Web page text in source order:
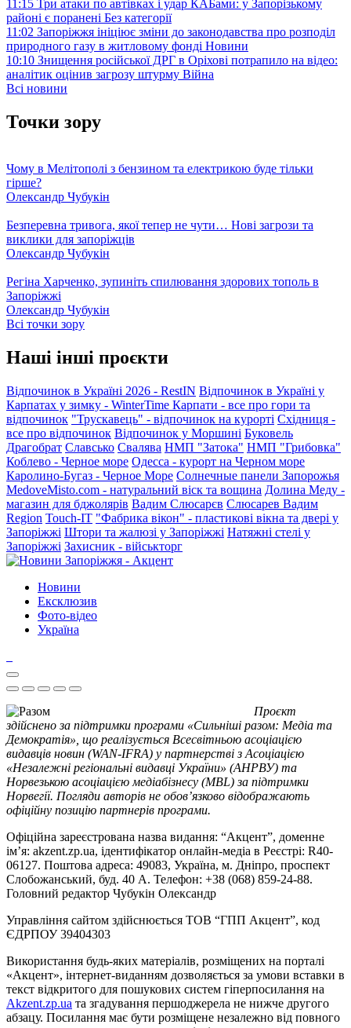
11:15 Три атаки по автівках і удар КАБами: у Запорізькому
районі є поранені Без категорії
11:02 Запоріжжя ініціює зміни до законодавства про розподіл
природного газу в житловому фонді Новини
10:10 Знищення російської ДРГ в Оріхові потрапило на відео:
аналітик оцінив загрозу штурму Війна
Всі новини
Точки зору
Чому в Мелітополі з бензином та електрикою буде тільки
гірше?
Олександр Чубукін
Безперевна тривога, якої тепер не чути… Нові загрози та
виклики для запоріжців
Олександр Чубукін
Регіна Харченко, зупиніть спилювання здорових тополь в
Запоріжжі
Олександр Чубукін
Всі точки зору
Наші інші проєкти
Відпочинок в Україні 2026 - RestIN Відпочинок в Україні у
Карпатах у зимку - WinterTime Карпати - все про гори та
відпочинок "Трускавець" - відпочинок на курорті Східниця -
все про відпочинок Відпочинок у Моршині Буковель
Драгобрат Славсько Свалява НМП "Затока" НМП "Грибовка"
Коблево - Черное море Одесса - курорт на Черном море
Каролино-Бугаз - Черное Море Солнечные панели Запорожья
MedoveMisto.com - натуральний віск та вощина Долина Меду -
магазин для бджолярів Вадим Слюсарєв Слюсарев Вадим
Region Touch-IT "Фабрика вікон" - пластикові вікна та двері у
Запоріжжі Штори та жалюзі у Запоріжжі Натяжні стелі у
Запоріжжі Захисник - військторг
Новини
Ексклюзив
Фото-відео
Україна
Проєкт
здійснено за підтримки програми «Сильніші разом: Медіа та
Демократія», що реалізується Всесвітньою асоціацією
видавців новин (WAN-IFRA) у партнерстві з Асоціацією
«Незалежні регіональні видавці України» (АНРВУ) та
Норвезькою асоціацією медіабізнесу (MBL) за підтримки
Норвегії. Погляди авторів не обов’язково відображають
офіційну позицію партнерів програми.
Офіційна зареєстрована назва видання: “Акцент”, доменне
ім’я: akzent.zp.ua, ідентифікатор онлайн-медіа в Реєстрі: R40-
06127. Поштова адреса: 49083, Україна, м. Дніпро, проспект
Слобожанський, буд. 40 А. Телефон: +38 (068) 859-24-88.
Головний редактор Чубукін Олександр
Управління сайтом здійснюється ТОВ “ГПП Акцент”, код
ЄДРПОУ 39404303
Використання будь-яких матеріалів, розміщених на порталі
«Акцент», інтернет-виданням дозволяється за умови вставки в
текст відкритого для пошукових систем гіперпосилання на
Akzent.zp.ua та згадування першоджерела не нижче другого
абзацу. Посилання має бути розміщене незалежно від повного